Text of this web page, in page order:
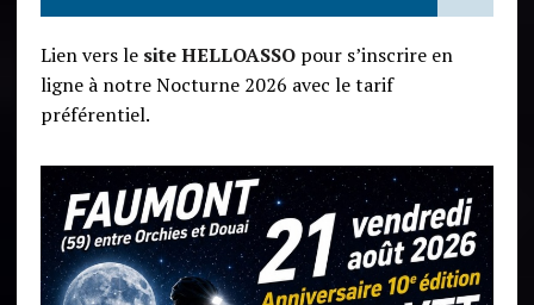
Lien vers le site HELLOASSOpour s’inscrire en
ligne à notre Nocturne 2026 avec le tarif
préférentiel.